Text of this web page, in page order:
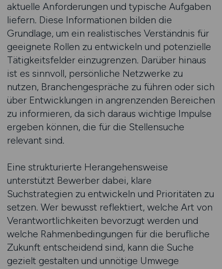
aktuelle Anforderungen und typische Aufgaben
liefern. Diese Informationen bilden die
Grundlage, um ein realistisches Verständnis für
geeignete Rollen zu entwickeln und potenzielle
Tätigkeitsfelder einzugrenzen. Darüber hinaus
ist es sinnvoll, persönliche Netzwerke zu
nutzen, Branchengespräche zu führen oder sich
über Entwicklungen in angrenzenden Bereichen
zu informieren, da sich daraus wichtige Impulse
ergeben können, die für die Stellensuche
relevant sind.
Eine strukturierte Herangehensweise
unterstützt Bewerber dabei, klare
Suchstrategien zu entwickeln und Prioritäten zu
setzen. Wer bewusst reflektiert, welche Art von
Verantwortlichkeiten bevorzugt werden und
welche Rahmenbedingungen für die berufliche
Zukunft entscheidend sind, kann die Suche
gezielt gestalten und unnötige Umwege